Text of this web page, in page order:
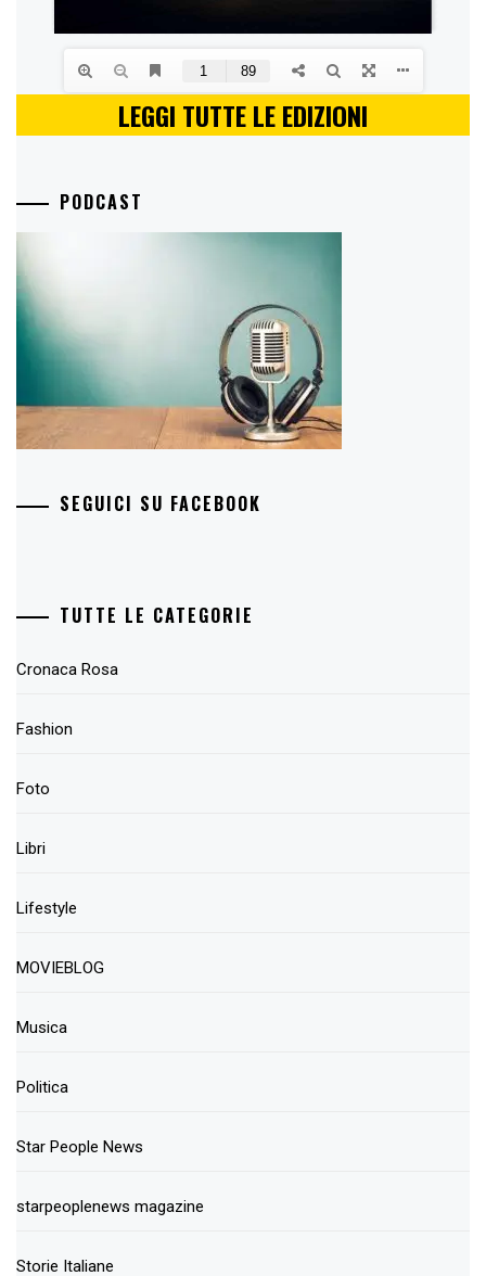
LEGGI TUTTE LE EDIZIONI
PODCAST
SEGUICI SU FACEBOOK
TUTTE LE CATEGORIE
Cronaca Rosa
Fashion
Foto
Libri
Lifestyle
MOVIEBLOG
Musica
Politica
Star People News
starpeoplenews magazine
Storie Italiane